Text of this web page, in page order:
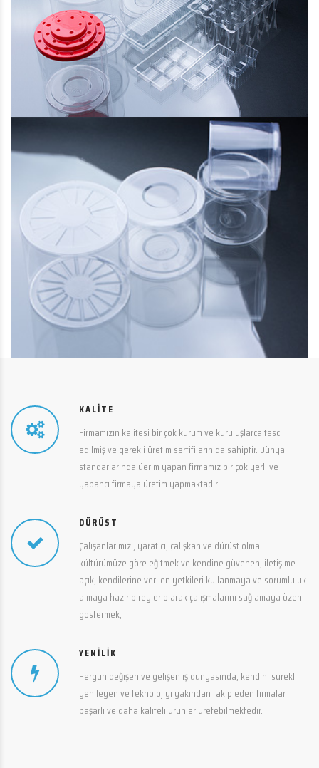
KALITE
Firmamızın kalitesi bir çok kurum ve kuruluşlarca tescil
edilmiş ve gerekli üretim sertifilarınıda sahiptir. Dünya
standarlarında üerim yapan firmamız bir çok yerli ve
yabancı firmaya üretim yapmaktadır.
DÜRÜST
Çalışanlarımızı, yaratıcı, çalışkan ve dürüst olma
kültürümüze göre eğitmek ve kendine güvenen, iletişime
açık, kendilerine verilen yetkileri kullanmaya ve sorumluluk
almaya hazır bireyler olarak çalışmalarını sağlamaya özen
göstermek,
YENILIK
Hergün değişen ve gelişen iş dünyasında, kendini sürekli
yenileyen ve teknolojiyi yakından takip eden firmalar
başarlı ve daha kaliteli ürünler üretebilmektedir.